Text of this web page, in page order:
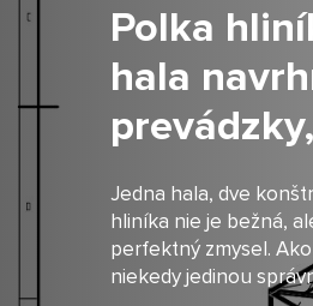
Polka
hala
Jedna hala, dve
hliníka nie je bežná,
perfektný zmysel.
niekedy jedinou